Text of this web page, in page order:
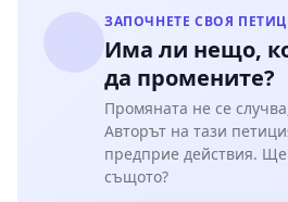
ЗАПОЧНЕТЕ СВОЯ
Има ли нещо,
да промените?
Промяната не се
Авторът на тази
предприе действия.
същото?